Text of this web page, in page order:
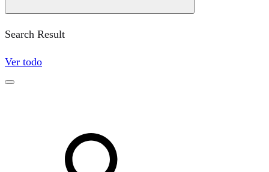
Search Result
Ver todo